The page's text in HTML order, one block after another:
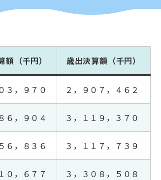
額（千円） 歳出決算額（千円）
３，９７０ ２，９０７，４６２
６，９０４ ３，１１９，３７０
６，８３６ ３，１１７，７３９
０，６７７ ３，３０８，５０８